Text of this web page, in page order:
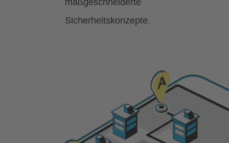
maßgeschneiderte
Sicherheitskonzepte.